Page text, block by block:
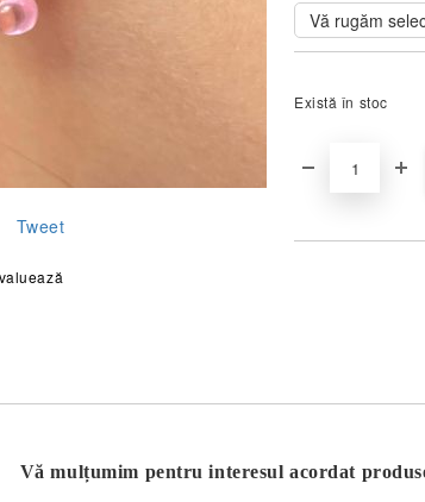
Există în stoc
Tweet
Vă mulțumim pentru interesul acordat